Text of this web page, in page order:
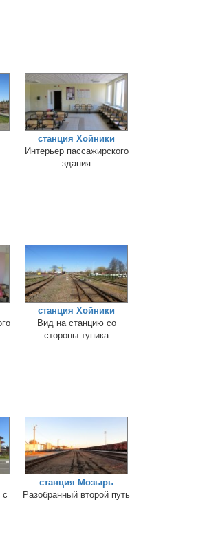
станция Хойники
Интерьер пассажирского
здания
станция Хойники
Вид на станцию со
стороны тупика
станция Мозырь
Разобранный второй путь